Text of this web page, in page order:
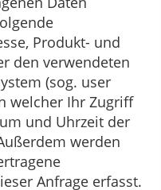
Produkt- und
den verwendeten
(sog. user
welcher Ihr Zugriff
und Uhrzeit der
werden
Anfrage erfasst.